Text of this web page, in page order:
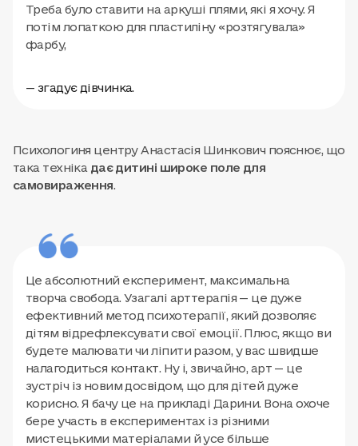
Треба було ставити на аркуші плями, які я хочу. Я
потім лопаткою для пластиліну «розтягувала»
фарбу,
— згадує дівчинка.
Психологиня центру Анастасія Шинкович пояснює, що
така техніка дає дитині широке поле для
самовираження.
Це абсолютний експеримент, максимальна
творча свобода. Узагалі арттерапія — це дуже
ефективний метод психотерапії, який дозволяє
дітям відрефлексувати свої емоції. Плюс, якщо ви
будете малювати чи ліпити разом, у вас швидше
налагодиться контакт. Ну і, звичайно, арт — це
зустріч із новим досвідом, що для дітей дуже
корисно. Я бачу це на прикладі Дарини. Вона охоче
бере участь в експериментах із різними
мистецькими матеріалами й усе більше